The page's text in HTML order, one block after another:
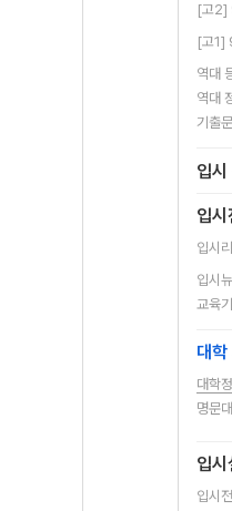
[고2]
[고1]
역대
역대
기출
입시
입시
입시
입시
교육
대학
대학
명문
입시
입시